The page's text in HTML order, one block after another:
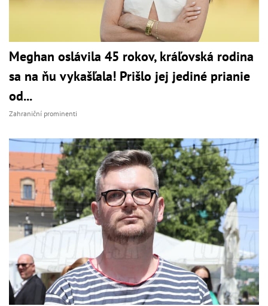
Meghan oslávila 45 rokov, kráľovská rodina
sa na ňu vykašľala! Prišlo jej jediné prianie
od...
Zahraniční prominenti